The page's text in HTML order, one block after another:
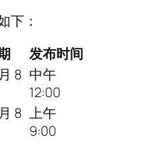
下：
发布时间
8 中午
12:00
8 上午
9:00